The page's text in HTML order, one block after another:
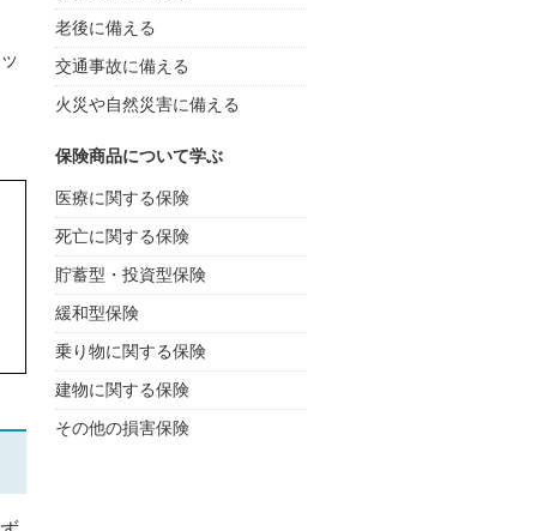
老後に備える
交通事故に備える
火災や自然災害に備える
保険商品について学ぶ
医療に関する保険
死亡に関する保険
貯蓄型・投資型保険
緩和型保険
乗り物に関する保険
建物に関する保険
その他の損害保険